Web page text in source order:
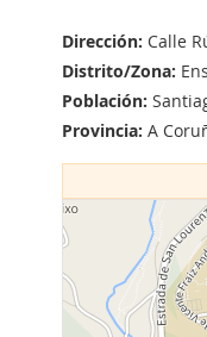
Dirección: Calle
Distrito/Zona:
Población:
Provincia: A